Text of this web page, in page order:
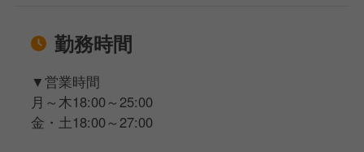
勤務時間
▼営業時間
月～木18:00～25:00
金・土18:00～27:00